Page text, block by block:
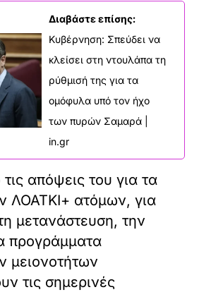
Διαβάστε επίσης:
Κυβέρνηση: Σπεύδει να
κλείσει στη ντουλάπα τη
ρύθμισή της για τα
ομόφυλα υπό τον ήχο
των πυρών Σαμαρά |
in.gr
απόψεις του για τα
ΛΟΑΤΚΙ+ ατόμων, για
μετανάστευση, την
προγράμματα
μειονοτήτων
τις σημερινές